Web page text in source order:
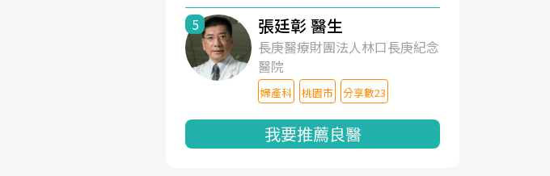
5 張廷彰 醫生
長庚醫療財團法人林口長庚紀念
醫院
婦產科 桃園市 分享數23
我要推薦良醫